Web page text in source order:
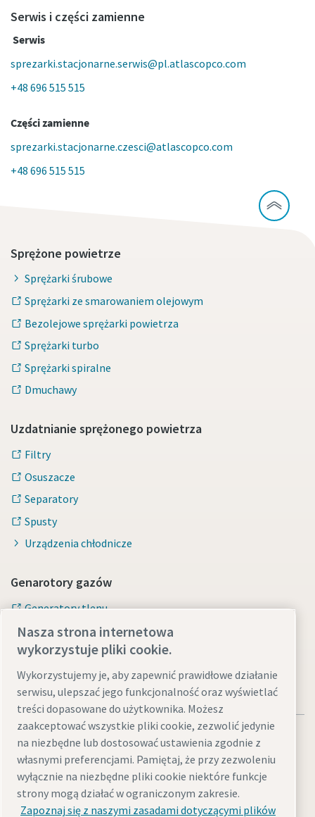
Serwis i części zamienne
Serwis
sprezarki.stacjonarne.serwis@pl.atlascopco.com
+48 696 515 515
Części zamienne
sprezarki.stacjonarne.czesci@atlascopco.com
+48 696 515 515
Sprężone powietrze
Sprężarki śrubowe
Sprężarki ze smarowaniem olejowym
Bezolejowe sprężarki powietrza
Sprężarki turbo
Sprężarki spiralne
Dmuchawy
Uzdatnianie sprężonego powietrza
Filtry
Osuszacze
Separatory
Spusty
Urządzenia chłodnicze
Genarotory gazów
Generatory tlenu
Generatory azotu
Informacje prawne i dotyczące ochrony prywatności
Zarządzaj ustawieniamiDostępność cyfrowaMapa witryny
Nasza strona internetowa
wykorzystuje pliki cookie.
Wykorzystujemy je, aby zapewnić prawidłowe działanie
serwisu, ulepszać jego funkcjonalność oraz wyświetlać
treści dopasowane do użytkownika. Możesz
zaakceptować wszystkie pliki cookie, zezwolić jedynie
na niezbędne lub dostosować ustawienia zgodnie z
własnymi preferencjami. Pamiętaj, że przy zezwoleniu
wyłącznie na niezbędne pliki cookie niektóre funkcje
strony mogą działać w ograniczonym zakresie.
Zapoznaj się z naszymi zasadami dotyczącymi plików